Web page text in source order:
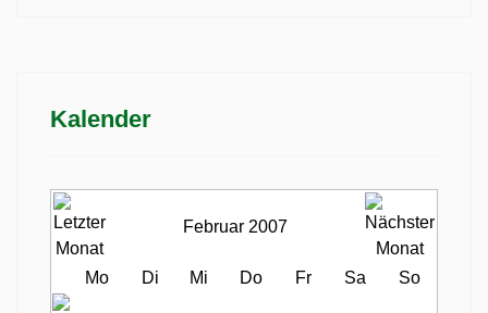
Kalender
Februar 2007
Mo Di Mi Do Fr Sa So